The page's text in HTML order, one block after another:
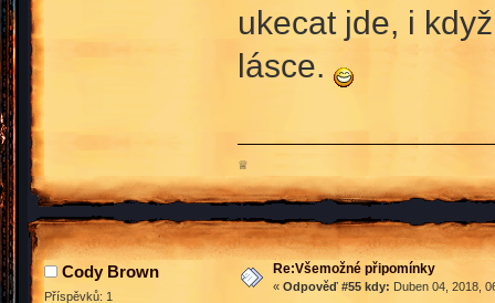
ukecat jde, i
lásce.
♕
Cody Brown
Příspěvků: 1
Re:Všemožné připomínky
« Odpověď #55 kdy: Duben 04, 2018,